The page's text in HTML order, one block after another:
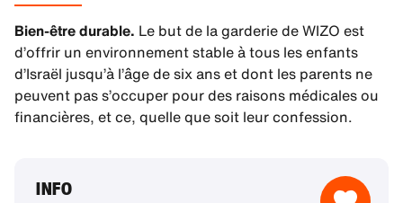
Bien-être durable. Le but de la garderie de WIZO est
d’offrir un environnement stable à tous les enfants
d’Israël jusqu’à l’âge de six ans et dont les parents ne
peuvent pas s’occuper pour des raisons médicales ou
financières, et ce, quelle que soit leur confession.
INFO